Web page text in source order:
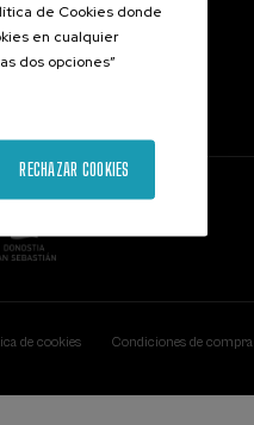
de cookies Condiciones de compra
de Cookies donde
en cualquier
dos opciones”
RECHAZAR COOKIES